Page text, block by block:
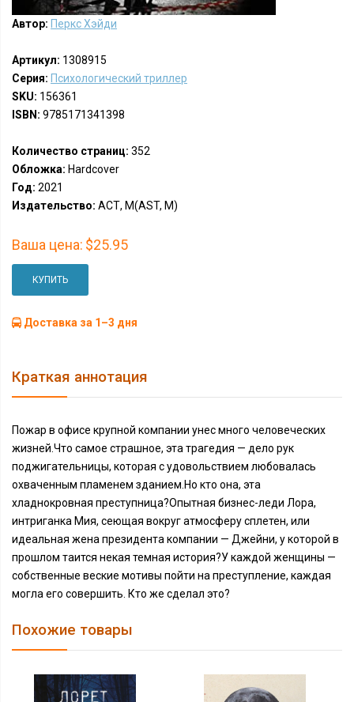
Автор: Перкс Хэйди
Артикул: 1308915
Серия: Психологический триллер
SKU: 156361
ISBN: 9785171341398
Количество страниц: 352
Обложка: Hardcover
Год: 2021
Издательство: АСТ, М(AST, M)
Ваша цена: $25.95
КУПИТЬ
Доставка за 1–3 дня
Краткая аннотация
Пожар в офисе крупной компании унес много человеческих
жизней.Что самое страшное, эта трагедия — дело рук
поджигательницы, которая с удовольствием любовалась
охваченным пламенем зданием.Но кто она, эта
хладнокровная преступница?Опытная бизнес-леди Лора,
интриганка Мия, сеющая вокруг атмосферу сплетен, или
идеальная жена президента компании — Джейни, у которой в
прошлом таится некая темная история?У каждой женщины —
собственные веские мотивы пойти на преступление, каждая
могла его совершить. Кто же сделал это?
Похожие товары